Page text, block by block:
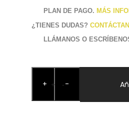
PLAN DE PAGO. MÁS
¿TIENES DUDAS?
LLÁMANOS O
+ -Marilyn
+ -